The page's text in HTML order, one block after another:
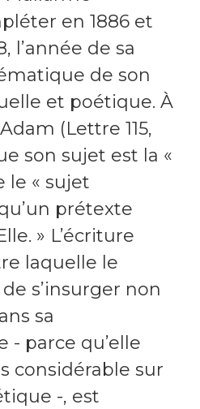
en 1886 et
l’année de sa
de son
et poétique. À
(Lettre 115,
son sujet est la «
le « sujet
prétexte
» L’écriture
laquelle le
s’insurger non
sa
- parce qu’elle
considérable sur
-, est